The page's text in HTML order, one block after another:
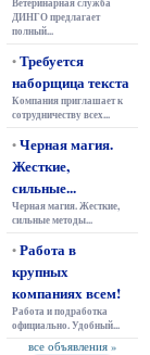
ДИНГО предлагает
полный...
•Требуется
наборщица текста
Компания приглашает к
сотрудничеству всех...
•Черная магия.
Жесткие,
сильные...
Черная магия. Жесткие,
сильные методы...
•Работа в
крупных
компаниях всем!
Работа и подработка
официально. Удобный...
все объявления »